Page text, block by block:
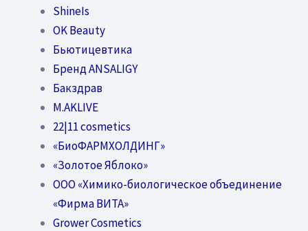
ShineIs
OK Beauty
Бьютицевтика
Бренд ANSALIGY
Бакздрав
M.AKLIVE
22|11 cosmetics
«БиоФАРМХОЛДИНГ»
«Золотое Яблоко»
OOO «Химико-биологическое объединение
«Фирма ВИТА»
Grower Cosmetics